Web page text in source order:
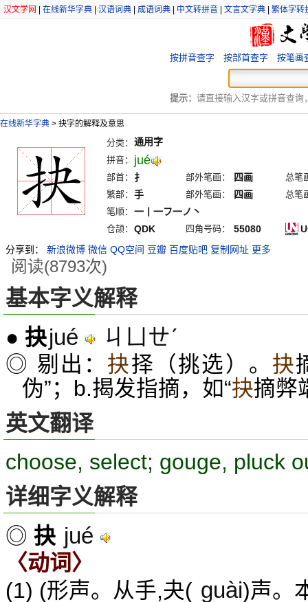
汉文学网 在线新华字典 汉语词典 成语词典 中文转拼音 文言文字典 繁体字转
按拼音查字 按部首查字 按笔画
提示： 请直接输入汉字或拼音查询
在线新华字典 > 抉字的解释及意思
分类： 通用字
拼音： jué
部首： 扌 部外笔画： 四画
总笔
繁部： 手 部外笔画： 四画
总笔
笔顺： 一丨一フ一ノ丶
仓颉： QDK 四角号码： 55080
分享到：
新浪微博 微信 QQ空间 豆瓣 百度贴吧 复制网址 更多
阅读(8793次)
基本字义解释
● 抉jué ㄐㄩㄝˊ
◎ 剔出： 抉择（挑选）。 抉
伪”；b.揭发指摘，如“抉摘弊
英文翻译
choose, select; gouge, pluck
详细字义解释
◎ 抉 jué
〈动词〉
(1) (形声。从手,夬( guài)声。